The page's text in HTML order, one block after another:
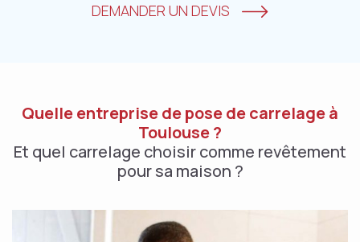
DEMANDER UN DEVIS
Quelle entreprise de pose de carrelage à
Toulouse ?
Et quel carrelage choisir comme revêtement
pour sa maison ?